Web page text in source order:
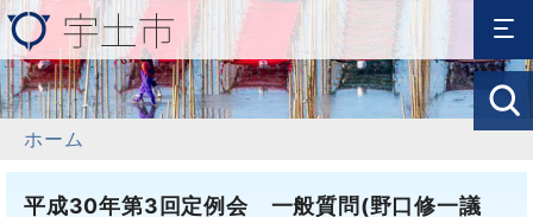
ホーム
平成30年第3回定例会 一般質問(野口修一議